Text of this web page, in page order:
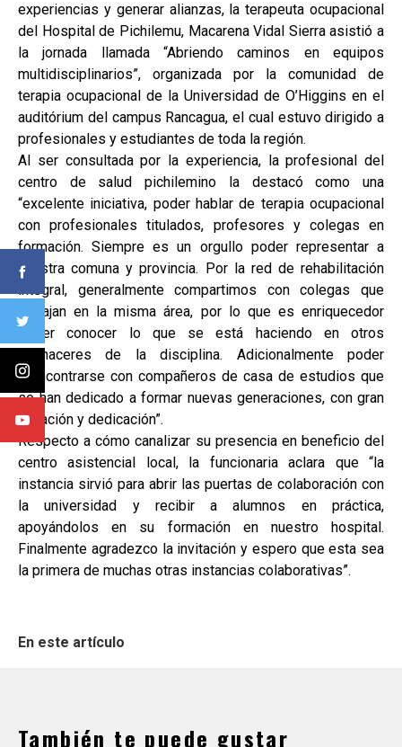
experiencias y generar alianzas, la terapeuta ocupacional
del Hospital de Pichilemu, Macarena Vidal Sierra asistió a
la jornada llamada “Abriendo caminos en equipos
multidisciplinarios”, organizada por la comunidad de
terapia ocupacional de la Universidad de O’Higgins en el
auditórium del campus Rancagua, el cual estuvo dirigido a
profesionales y estudiantes de toda la región.
Al ser consultada por la experiencia, la profesional del
centro de salud pichilemino la destacó como una
“excelente iniciativa, poder hablar de terapia ocupacional
con profesionales titulados, profesores y colegas en
formación. Siempre es un orgullo poder representar a
nuestra comuna y provincia. Por la red de rehabilitación
integral, generalmente compartimos con colegas que
trabajan en la misma área, por lo que es enriquecedor
poder conocer lo que se está haciendo en otros
quehaceres de la disciplina. Adicionalmente poder
reencontrarse con compañeros de casa de estudios que
se han dedicado a formar nuevas generaciones, con gran
vocación y dedicación”.
Respecto a cómo canalizar su presencia en beneficio del
centro asistencial local, la funcionaria aclara que “la
instancia sirvió para abrir las puertas de colaboración con
la universidad y recibir a alumnos en práctica,
apoyándolos en su formación en nuestro hospital.
Finalmente agradezco la invitación y espero que esta sea
la primera de muchas otras instancias colaborativas”.
En este artículo
También te puede gustar